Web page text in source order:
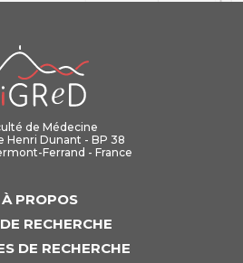
de Médecine
Henri Dunant - BP 38
Ferrand - France
À PROPOS
RECHERCHE
DE RECHERCHE